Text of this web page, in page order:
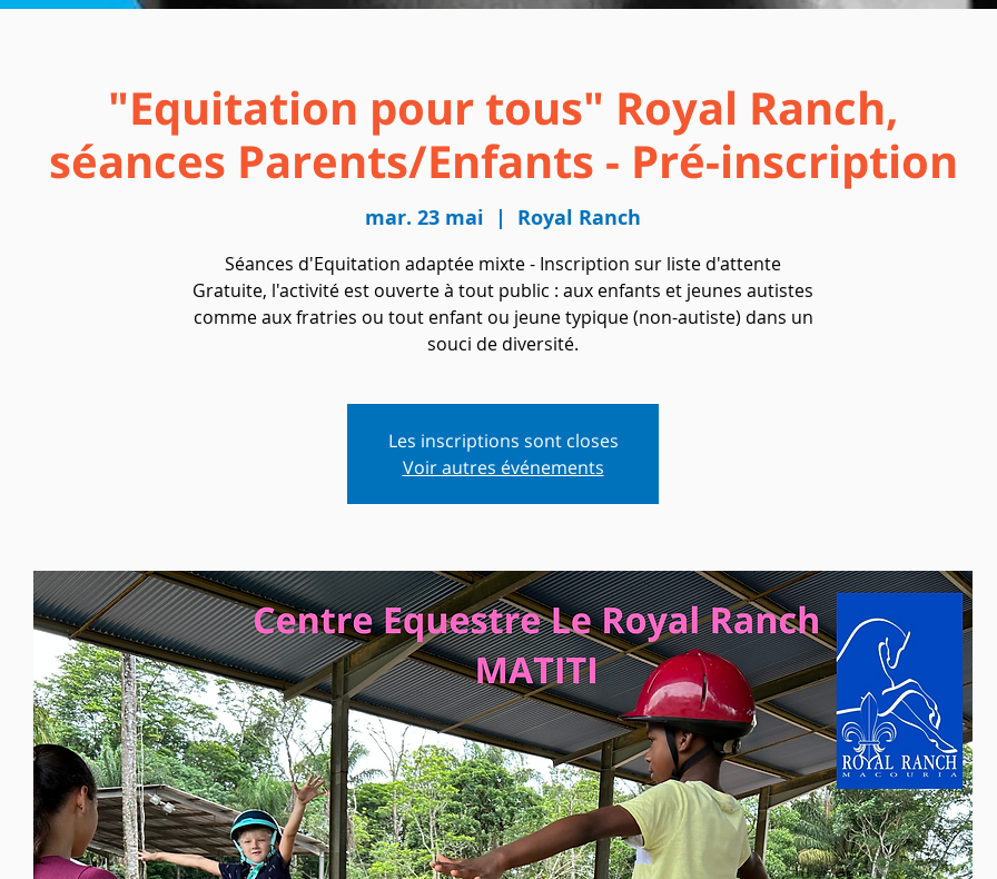
"Equitation pour tous" Royal Ranch,
séances Parents/Enfants - Pré-inscription
mar. 23 mai
  |
Royal Ranch
Séances d'Equitation adaptée mixte - Inscription sur liste d'attente
Gratuite, l'activité est ouverte à tout public : aux enfants et jeunes autistes
comme aux fratries ou tout enfant ou jeune typique (non-autiste) dans un
souci de diversité.
Les inscriptions sont closes
Voir autres événements